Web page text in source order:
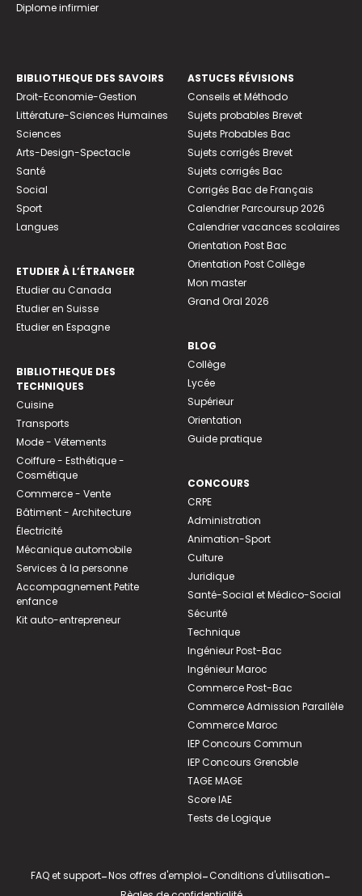
Diplome infirmier
BIBLIOTHEQUE DES SAVOIRS
Droit-Economie-Gestion
Littérature-Sciences Humaines
Sciences
Arts-Design-Spectacle
Santé
Social
Sport
Langues
ETUDIER À L’ÉTRANGER
Etudier au Canada
Etudier en Suisse
Etudier en Espagne
BIBLIOTHEQUE DES
TECHNIQUES
Cuisine
Transports
Mode - Vêtements
Coiffure - Esthétique -
Cosmétique
Commerce - Vente
Bâtiment - Architecture
Électricité
Mécanique automobile
Services à la personne
Accompagnement Petite
enfance
Kit auto-entrepreneur
ASTUCES RÉVISIONS
Conseils et Méthodo
Sujets probables Brevet
Sujets Probables Bac
Sujets corrigés Brevet
Sujets corrigés Bac
Corrigés Bac de Français
Calendrier Parcoursup 2026
Calendrier vacances scolaires
Orientation Post Bac
Orientation Post Collège
Mon master
Grand Oral 2026
BLOG
Collège
Lycée
Supérieur
Orientation
Guide pratique
CONCOURS
CRPE
Administration
Animation-Sport
Culture
Juridique
Santé-Social et Médico-Social
Sécurité
Technique
Ingénieur Post-Bac
Ingénieur Maroc
Commerce Post-Bac
Commerce Admission Parallèle
Commerce Maroc
IEP Concours Commun
IEP Concours Grenoble
TAGE MAGE
Score IAE
Tests de Logique
FAQ et support-Nos offres d'emploi-Conditions d'utilisation-